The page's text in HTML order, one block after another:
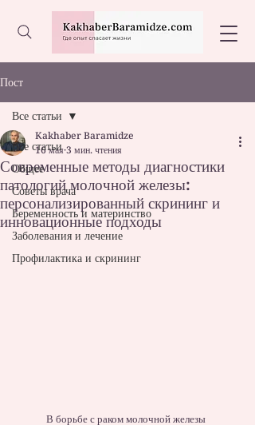
Пост
Все статьи
Общее
Советы врача
Беременность и материнство
Заболевания и лечение
Профилактика и скрининг
Все статьи
Современные методы диагностики
патологий молочной железы:
персонализированный скрининг и
инновационные подходы
Kakhaber Baramidze
16 мая 3 мин. чтения